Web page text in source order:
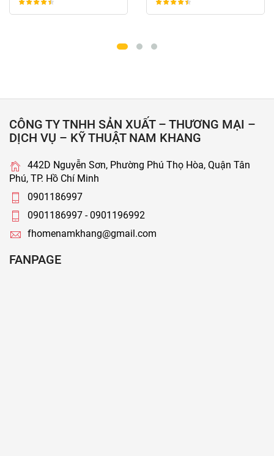
CÔNG TY TNHH SẢN XUẤT – THƯƠNG MẠI –
DỊCH VỤ – KỸ THUẬT NAM KHANG
442D Nguyễn Sơn, Phường Phú Thọ Hòa, Quận Tân
Phú, TP. Hồ Chí Minh
0901186997
0901186997 - 0901196992
fhomenamkhang@gmail.com
FANPAGE